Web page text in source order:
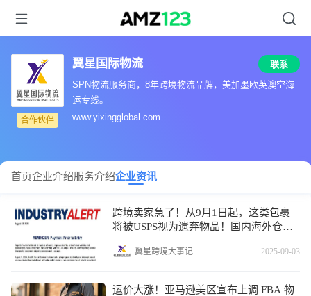
合作伙伴
翼星国际物流
联系
SPN物流服务商，8年跨境物流品牌，美加墨欧英澳空海
运专线。
www.yixingglobal.com
首页企业介绍服务介绍企业资讯
跨境卖家急了！从9月1日起，这类包裹
将被USPS视为遗弃物品！国内海外仓新
翼星跨境大事记 2025-09-03
运价大涨！亚马逊美区宣布上调 FBA 物